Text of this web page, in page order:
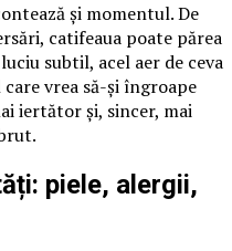
și momentul. De
catifeaua poate părea
subtil, acel aer de ceva
vrea să-și îngroape
iertător și, sincer, mai
piele, alergii,